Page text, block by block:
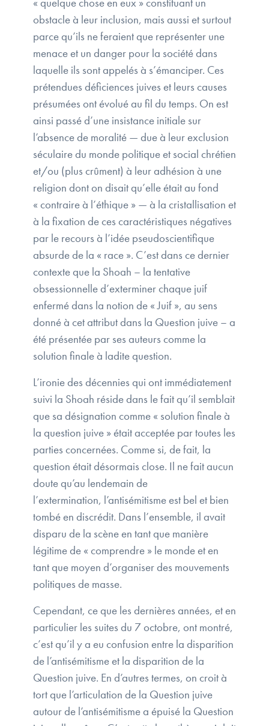
obstacle à leur inclusion, mais aussi et surtout
parce qu’ils ne feraient que représenter une
menace et un danger pour la société dans
laquelle ils sont appelés à s’émanciper. Ces
prétendues déficiences juives et leurs causes
présumées ont évolué au fil du temps. On est
ainsi passé d’une insistance initiale sur
l’absence de moralité — due à leur exclusion
séculaire du monde politique et social chrétien
et/ou (plus crûment) à leur adhésion à une
religion dont on disait qu’elle était au fond
« contraire à l’éthique » — à la cristallisation et
à la fixation de ces caractéristiques négatives
par le recours à l’idée pseudoscientifique
absurde de la « race ». C’est dans ce dernier
contexte que la Shoah – la tentative
obsessionnelle d’exterminer chaque juif
enfermé dans la notion de « Juif », au sens
donné à cet attribut dans la Question juive – a
été présentée par ses auteurs comme la
solution finale à ladite question.
L’ironie des décennies qui ont immédiatement
suivi la Shoah réside dans le fait qu’il semblait
que sa désignation comme « solution finale à
la question juive » était acceptée par toutes les
parties concernées. Comme si, de fait, la
question était désormais close. Il ne fait aucun
doute qu’au lendemain de
l’extermination, l’antisémitisme est bel et bien
tombé en discrédit. Dans l’ensemble, il avait
disparu de la scène en tant que manière
légitime de « comprendre » le monde et en
tant que moyen d’organiser des mouvements
politiques de masse.
Cependant, ce que les dernières années, et en
particulier les suites du 7 octobre, ont montré,
c’est qu’il y a eu confusion entre la disparition
de l’antisémitisme et la disparition de la
Question juive. En d’autres termes, on croit à
tort que l’articulation de la Question juive
autour de l’antisémitisme a épuisé la Question